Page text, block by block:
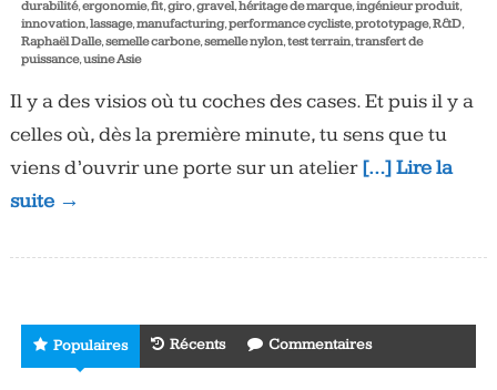
durabilité,ergonomie,fit,giro,gravel,héritage de marque,ingénieur produit,
innovation,lassage,manufacturing,performance cycliste,prototypage,R&D,
Raphaël Dalle,semelle carbone,semelle nylon,test terrain,transfert de
puissance,usine Asie
Il y a des visios où tu coches des cases. Et puis il y a
celles où, dès la première minute, tu sens que tu
viens d’ouvrir une porte sur un atelier[…] Lire la
suite →
Populaires Récents Commentaires